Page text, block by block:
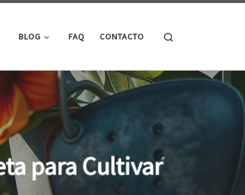
BLOG FAQ CONTACTO
óptimo de